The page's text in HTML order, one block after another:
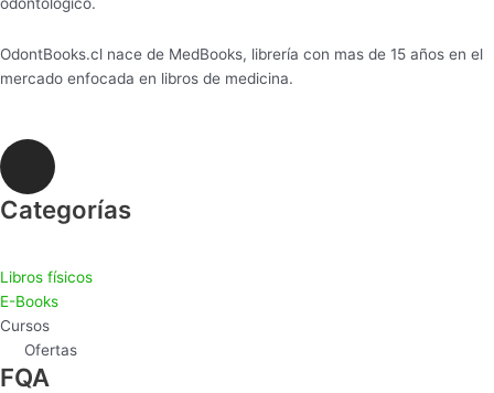
odontológico.
OdontBooks.cl nace de MedBooks, librería con mas de 15 años en el
mercado enfocada en libros de medicina.
I
s
g
r
a
m
Categorías
Libros físicos
E-Books
Cursos
Ofertas
FQA